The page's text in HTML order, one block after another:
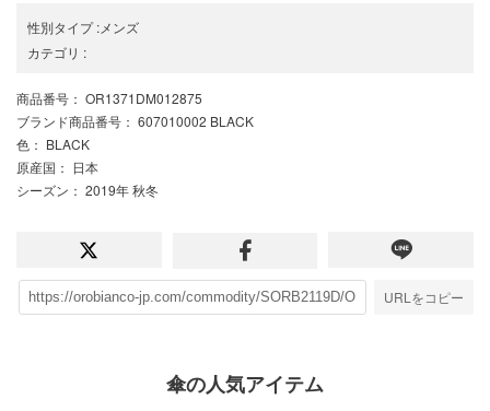
性別タイプ:メンズ
カテゴリ :
商品番号 ： OR1371DM012875
ブランド商品番号 ： 607010002 BLACK
色 ： BLACK
原産国 ： 日本
シーズン ： 2019年 秋冬
URLをコピー
傘の人気アイテム